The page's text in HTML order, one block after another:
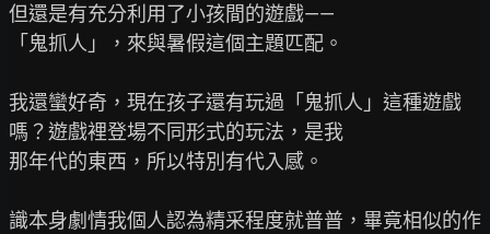
但還是有充分利用了小孩間的遊戲——
「鬼抓人」，來與暑假這個主題匹配。
我還蠻好奇，現在孩子還有玩過「鬼抓人」這種遊戲
嗎？遊戲裡登場不同形式的玩法，是我
那年代的東西，所以特別有代入感。
識本身劇情我個人認為精采程度就普普，畢竟相似的作